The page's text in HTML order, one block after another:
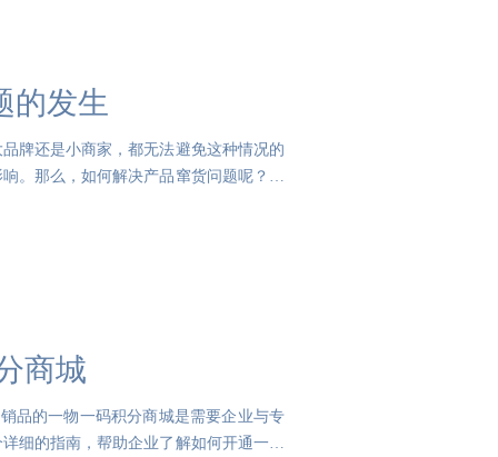
的发生
牌还是小商家，都无法避免这种情况的
。那么，如何解决产品窜货问题呢？首
商城
品的一物一码积分商城是需要企业与专
细的指南，帮助企业了解如何开通一物